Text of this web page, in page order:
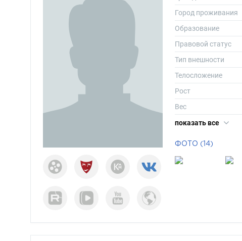
Город проживания
Образование
Правовой статус
Тип внешности
Телосложение
Рост
Вес
Размер одежды
показать все
ФОТО (14)